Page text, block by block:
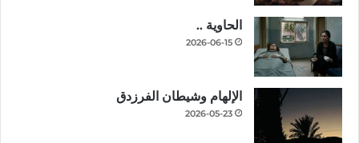
الحاوية ..
2026-06-15
الإلهام وشيطان الفرزدق
2026-05-23